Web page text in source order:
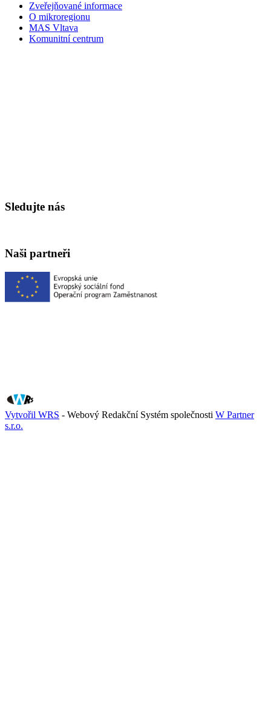
Zveřejňované informace
O mikroregionu
MAS Vltava
Komunitní centrum
Sledujte nás
Naši partneři
Vytvořil WRS - Webový Redakční Systém společnosti W Partner
s.r.o.